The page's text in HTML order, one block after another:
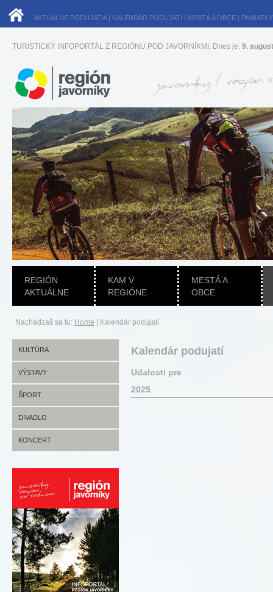
AKTUÁLNE PODUJATIA| KALENDÁR PODUJATÍ | MESTÁ A OBCE | PAMIATKY
TURISTICKÝ INFOPORTÁL Z REGIÓNU POD JAVORNÍKMI, Dnes je: 9.
REGIÓN
AKTUÁLNE
KAM V
REGIÓNE
MESTÁ A
OBCE
Nachádzaš sa tu: Home Kalendár podujatí
KULTÚRA
VÝSTAVY
ŠPORT
DIVADLO
KONCERT
Kalendár podujatí
Udalosti pre
2025